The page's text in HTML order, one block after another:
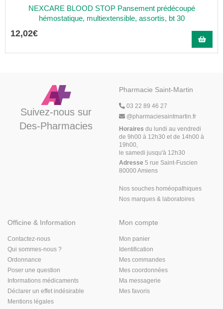
NEXCARE BLOOD STOP Pansement prédécoupé
hémostatique, multiextensible, assortis, bt 30
12,02€
Suivez-nous sur
Des-Pharmacies
Pharmacie Saint-Martin
03 22 89 46 27
@pharmaciesaintmartin.fr
Horaires du lundi au vendredi
de 9h00 à 12h30 et de 14h00 à
19h00,
le samedi jusqu'à 12h30
Adresse 5 rue Saint-Fuscien
80000 Amiens
Nos souches homéopathiques
Nos marques & laboratoires
Officine & Information
Contactez-nous
Qui sommes-nous ?
Ordonnance
Poser une question
Informations médicaments
Déclarer un effet indésirable
Mentions légales
Mon compte
Mon panier
Identification
Mes commandes
Mes coordonnées
Ma messagerie
Mes favoris